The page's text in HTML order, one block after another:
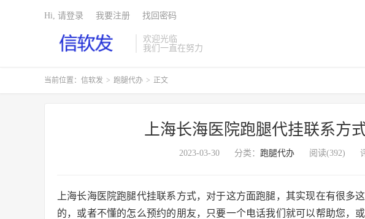
欢迎光临
我们一直在努力
Hi, 请登录 我要注册 找回密码
当前位置： 信软发 > 跑腿代办 > 正文
上海长海医院跑腿代挂联系方
2023-03-30 分类： 跑腿代办 阅读(392)
上海长海医院跑腿代挂联系方式，对于这方面跑腿，其实现在有很多
的，或者不懂的怎么预约的朋友，只要一个电话我们就可以帮助您，